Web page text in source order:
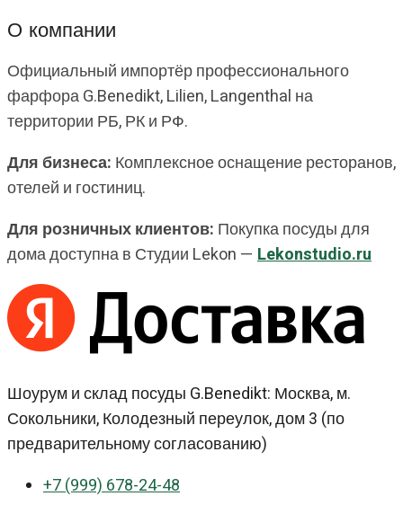
О компании
Официальный импортёр профессионального
фарфора G.Benedikt, Lilien, Langenthal на
территории РБ, РК и РФ.
Для бизнеса: Комплексное оснащение ресторанов,
отелей и гостиниц.
Для розничных клиентов: Покупка посуды для
дома доступна в Студии Lekon — Lekonstudio.ru
Шоурум и склад посуды G.Benedikt: Москва, м.
Сокольники, Колодезный переулок, дом 3 (по
предварительному согласованию)
+7 (999) 678-24-48